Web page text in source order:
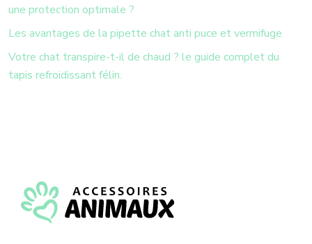
une protection optimale ?
Les avantages de la pipette chat anti puce et vermifuge
Votre chat transpire-t-il de chaud ? le guide complet du
tapis refroidissant félin.